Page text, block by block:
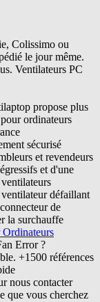
Colissimo ou
le jour même.
Ventilateurs PC
propose plus
ordinateurs
sécurisé
et revendeurs
et d'une
défaillant
de
la surchauffe
Error ?
+1500 références
nous contacter
que vous cherchez